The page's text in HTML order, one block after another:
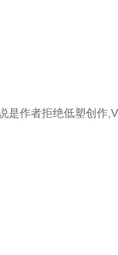
是作者拒绝低塑创作